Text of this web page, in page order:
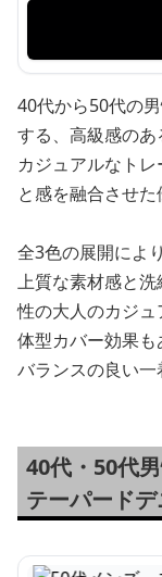
40代から50代の
する、高級感のあ
カジュアルなト
と感を融合させた
全3色の展開によ
上質な素材感と
性の大人のカジュ
体型カバー効果
バランスの良い一
40代・50代
テーパード